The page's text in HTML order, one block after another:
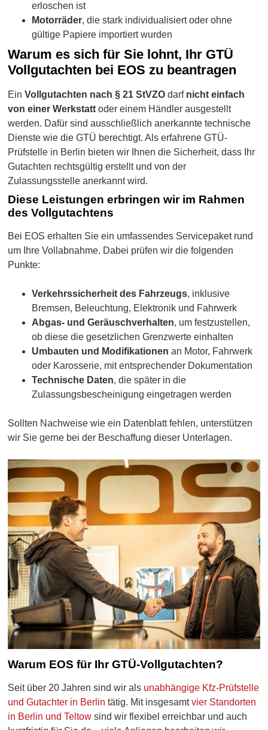
erloschen ist
Motorräder, die stark individualisiert oder ohne
gültige Papiere importiert wurden
Warum es sich für Sie lohnt, Ihr GTÜ
Vollgutachten bei EOS zu beantragen
EinVollgutachten nach § 21 StVZO darf nicht einfach
von einer Werkstatt oder einem Händler ausgestellt
werden. Dafür sind ausschließlich anerkannte technische
Dienste wie die GTÜ berechtigt. Als erfahrene GTÜ-
Prüfstelle in Berlin bieten wir Ihnen die Sicherheit, dass Ihr
Gutachten rechtsgültig erstellt und von der
Zulassungsstelle anerkannt wird.
Diese Leistungen erbringen wir im Rahmen
des Vollgutachtens
Bei EOS erhalten Sie ein umfassendes Servicepaket rund
um Ihre Vollabnahme. Dabei prüfen wir die folgenden
Punkte:
Verkehrssicherheit des Fahrzeugs, inklusive
Bremsen, Beleuchtung, Elektronik und Fahrwerk
Abgas- und Geräuschverhalten, um festzustellen,
ob diese die gesetzlichen Grenzwerte einhalten
Umbauten und Modifikationen an Motor, Fahrwerk
oder Karosserie, mit entsprechender Dokumentation
Technische Daten, die später in die
Zulassungsbescheinigung eingetragen werden
Sollten Nachweise wie ein Datenblatt fehlen, unterstützen
wir Sie gerne bei der Beschaffung dieser Unterlagen.
Warum EOS für Ihr GTÜ-Vollgutachten?
Seit über 20 Jahren sind wir als unabhängige Kfz-Prüfstelle
und Gutachter in Berlin tätig. Mit insgesamtvier Standorten
in Berlin und Teltow sind wir flexibel erreichbar und auch